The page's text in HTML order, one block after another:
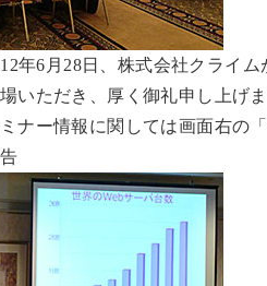
年6月28日、株式会社クライ
いただき、厚く御礼申し上げま
ナー情報に関しては画面右の